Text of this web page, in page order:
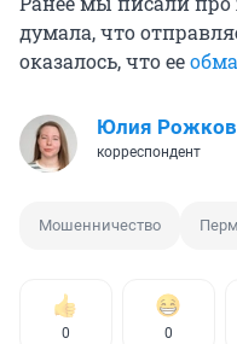
думала, что
оказалось, что ее
Юлия
корреспондент
Мошенничество
0 0